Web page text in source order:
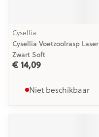
Cysellia
Cysellia Voetzoolrasp Laser
Zwart Soft
€ 14,09
Niet beschikbaar